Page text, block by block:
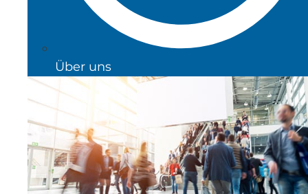
Über uns